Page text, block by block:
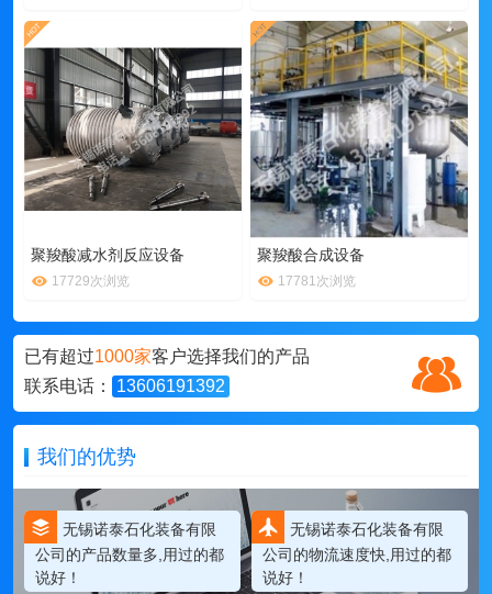
聚羧酸减水剂反应设备
17729次浏览
聚羧酸合成设备
17781次浏览
已有超过1000家客户选择我们的产品
联系电话：
13606191392
我们的优势
无锡诺泰石化装备有限
公司的产品数量多,用过的都
说好！
无锡诺泰石化装备有限
公司的物流速度快,用过的都
说好！